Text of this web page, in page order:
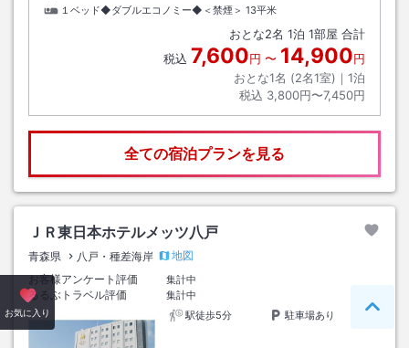
１ベッド◆ダブルエコノミー◆＜禁煙＞ 13平米
おとな2名 1泊 1部屋 合計
税込 7,600円 〜 14,900円
おとな1名 (2名1室)｜ 1泊
税込 3,800円〜7,450円
全ての宿泊プランを見る
ＪＲ東日本ホテルメッツ八戸
青森県 八戸・種差海岸
地図
お客様アンケート評価
集計中
るるぶトラベル評価
集計中
駅徒歩5分
駐車場あり
お気に入り ペー